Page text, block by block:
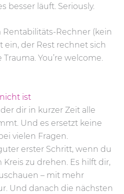
besser läuft. Seriously.
Rechner (kein
ein, der Rest rechnet sich
You’re welcome.
ist
dir in kurzer Zeit alle
Und es ersetzt keine
vielen Fragen.
erster Schritt, wenn du
zu drehen. Es hilft dir,
– mit mehr
Und danach die nächsten